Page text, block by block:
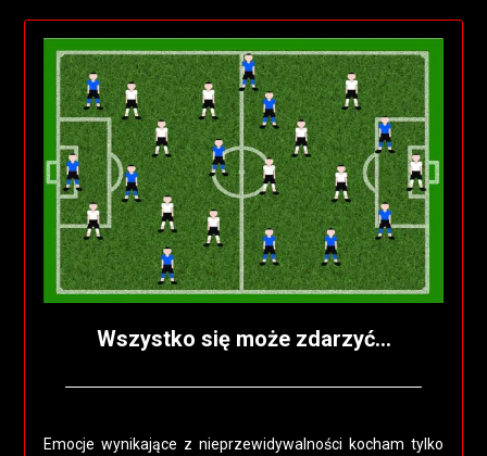
Wszystko się może zdarzyć…
16
Emocje wynikające z nieprzewidywalności kocham tylko